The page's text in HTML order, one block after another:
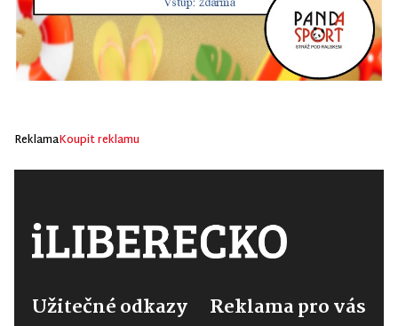
ReklamaKoupit reklamu
Užitečné odkazy Reklama pro vás